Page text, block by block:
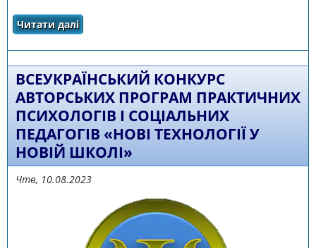
Читати далі
ВСЕУКРАЇНСЬКИЙ КОНКУРС
АВТОРСЬКИХ ПРОГРАМ ПРАКТИЧНИХ
ПСИХОЛОГІВ І СОЦІАЛЬНИХ
ПЕДАГОГІВ «НОВІ ТЕХНОЛОГІЇ У
НОВІЙ ШКОЛІ»
Чтв, 10.08.2023